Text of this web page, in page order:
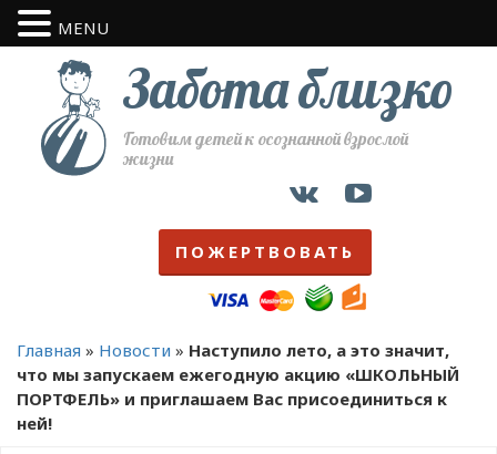
Забота близко
Готовим детей к осознанной взрослой
жизни
ПОЖЕРТВОВАТЬ
Главная » Новости » Наступило лето, а это значит,
что мы запускаем ежегодную акцию «ШКОЛЬНЫЙ
ПОРТФЕЛЬ» и приглашаем Вас присоединиться к
ней!
MENU